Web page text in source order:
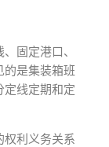
固定港口、
的是集装箱班
定线定期和定
权利义务关系